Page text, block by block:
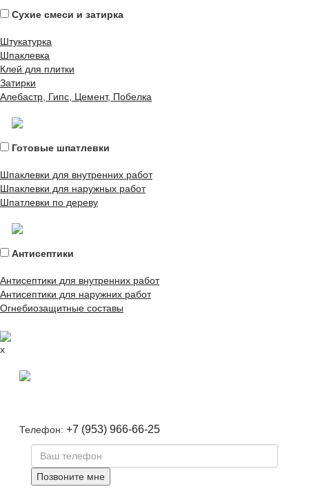
Сухие смеси и затирка
Штукатурка
Шпаклевка
Клей для плитки
Затирки
Алебастр, Гипс, Цемент, Побелка
Готовые шпатлевки
Шпаклевки для внутренних работ
Шпаклевки для наружных работ
Шпатлевки по дереву
Антисептики
Антисептики для внутренних работ
Антисептики для наружних работ
Огнебиозащитные составы
x
Телефон: +7 (953) 966-66-25
Позвоните мне